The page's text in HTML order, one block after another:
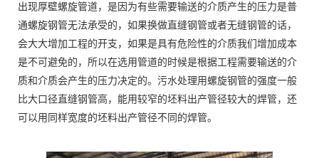
出现厚壁螺旋管道，是因为有些需要输送的介质产生的压力是普
通螺旋钢管无法承受的，如果换做直缝钢管或者无缝钢管的话，
会大大增加工程的开支，如果是具有危险性的介质我们增加成本
是不可避免的，所以在选用管道的时候是根据工程需要输送的介
质和介质会产生的压力决定的。污水处理用螺旋钢管的强度一般
比大口径直缝钢管高，能用较窄的坯料出产管径较大的焊管，还
可以用同样宽度的坯料出产管径不同的焊管。